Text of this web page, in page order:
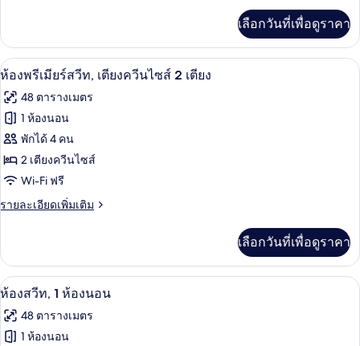
สำหรับ
ผู้
พิการ
สะดวก
สำหรับ
ผู้
เชีย
ล
สวีท,
เตียง
คิง
ไซส์
1
เกี่ยว
กับ
ห้อง
ซิ
เดน
ล
สวี
ท,
เตียง
คิง
เลือกวันที่เพื่อดูราคา
เปิด
ภาพถ่าย
ทั้งหมด
ของ
ห้อง
พรีเมียร์
สวีท,
ควีน
ไซส์
2
เตียง
วิวจากห้องพัก
18
ห้องพรีเมียร์สวีท, เตียงควีนไซส์ 2 เตียง
48 ตารางเมตร
1 ห้องนอน
พักได้ 4 คน
2 เตียงควีนไซส์
Wi-Fi ฟรี
รายละเอียดเพิ่มเติม
ราย
เกี่ยว
กับ
ห้อง
สวี
ท,
เลือกวันที่เพื่อดูราคา
เปิด
ภาพถ่าย
ทั้งหมด
ห้องสวีท, 1 ห้องนอน | เครื่องนอนระดั
18
ห้องสวีท, 1 ห้องนอน
48 ตารางเมตร
1 ห้องนอน